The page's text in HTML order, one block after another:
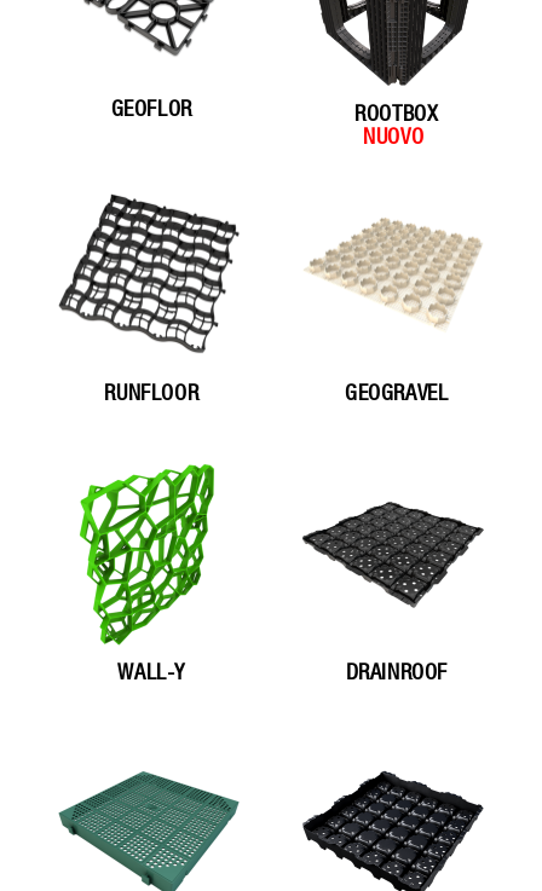
GEOFLOR ROOTBOX
RUNFLOOR GEOGRAVEL
WALL-Y DRAINROOF